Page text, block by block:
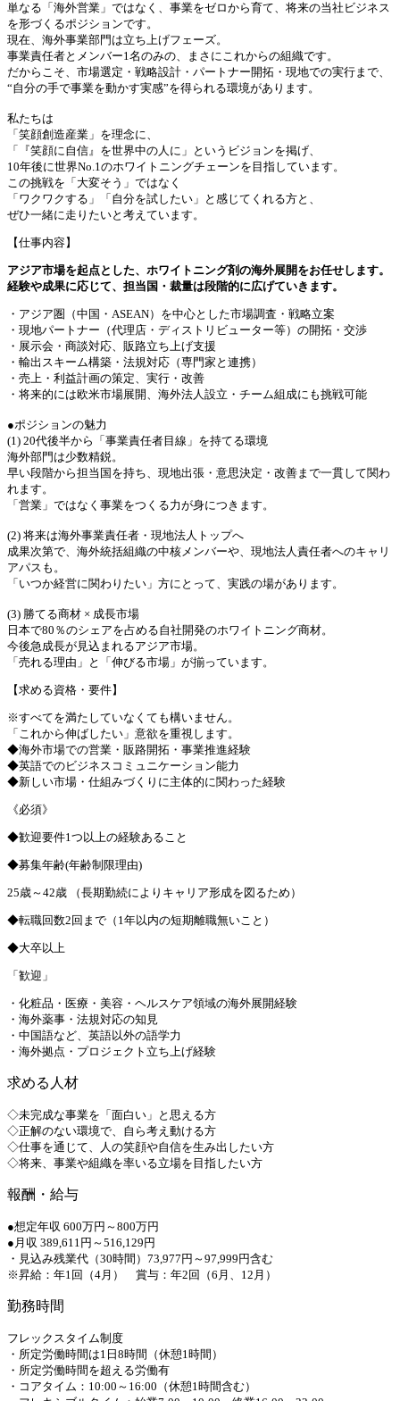
単なる「海外営業」ではなく、事業をゼロから育て、将来の当社ビジネス
を形づくるポジションです。
現在、海外事業部門は立ち上げフェーズ。
事業責任者とメンバー1名のみの、まさにこれからの組織です。
だからこそ、市場選定・戦略設計・パートナー開拓・現地での実行まで、
“自分の手で事業を動かす実感”を得られる環境があります。
私たちは
「笑顔創造産業」を理念に、
「『笑顔に自信』を世界中の人に」というビジョンを掲げ、
10年後に世界No.1のホワイトニングチェーンを目指しています。
この挑戦を「大変そう」ではなく
「ワクワクする」「自分を試したい」と感じてくれる方と、
ぜひ一緒に走りたいと考えています。
【仕事内容】
アジア市場を起点とした、ホワイトニング剤の海外展開をお任せします。
経験や成果に応じて、担当国・裁量は段階的に広げていきます。
・アジア圏（中国・ASEAN）を中心とした市場調査・戦略立案
・現地パートナー（代理店・ディストリビューター等）の開拓・交渉
・展示会・商談対応、販路立ち上げ支援
・輸出スキーム構築・法規対応（専門家と連携）
・売上・利益計画の策定、実行・改善
・将来的には欧米市場展開、海外法人設立・チーム組成にも挑戦可能
●ポジションの魅力
(1) 20代後半から「事業責任者目線」を持てる環境
海外部門は少数精鋭。
早い段階から担当国を持ち、現地出張・意思決定・改善まで一貫して関わ
れます。
「営業」ではなく事業をつくる力が身につきます。
(2) 将来は海外事業責任者・現地法人トップへ
成果次第で、海外統括組織の中核メンバーや、現地法人責任者へのキャリ
アパスも。
「いつか経営に関わりたい」方にとって、実践の場があります。
(3) 勝てる商材 × 成長市場
日本で80％のシェアを占める自社開発のホワイトニング商材。
今後急成長が見込まれるアジア市場。
「売れる理由」と「伸びる市場」が揃っています。
【求める資格・要件】
※すべてを満たしていなくても構いません。
「これから伸ばしたい」意欲を重視します。
◆海外市場での営業・販路開拓・事業推進経験
◆英語でのビジネスコミュニケーション能力
◆新しい市場・仕組みづくりに主体的に関わった経験
《必須》
◆歓迎要件1つ以上の経験あること
◆募集年齢(年齢制限理由)
25歳～42歳 （長期勤続によりキャリア形成を図るため）
◆転職回数2回まで（1年以内の短期離職無いこと）
◆大卒以上
「歓迎」
・化粧品・医療・美容・ヘルスケア領域の海外展開経験
・海外薬事・法規対応の知見
・中国語など、英語以外の語学力
・海外拠点・プロジェクト立ち上げ経験
求める人材
◇未完成な事業を「面白い」と思える方
◇正解のない環境で、自ら考え動ける方
◇仕事を通じて、人の笑顔や自信を生み出したい方
◇将来、事業や組織を率いる立場を目指したい方
報酬・給与
●想定年収 600万円～800万円
●月収 389,611円～516,129円
・見込み残業代（30時間）73,977円～97,999円含む
※昇給：年1回（4月） 賞与：年2回（6月、12月）
勤務時間
フレックスタイム制度
・所定労働時間は1日8時間（休憩1時間）
・所定労働時間を超える労働有
・コアタイム：10:00～16:00（休憩1時間含む）